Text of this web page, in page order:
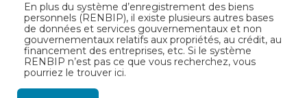
En plus du système d’enregistrement des biens
personnels (RENBIP), il existe plusieurs autres bases
de données et services gouvernementaux et non
gouvernementaux relatifs aux propriétés, au crédit, au
financement des entreprises, etc. Si le système
RENBIP n’est pas ce que vous recherchez, vous
pourriez le trouver ici.